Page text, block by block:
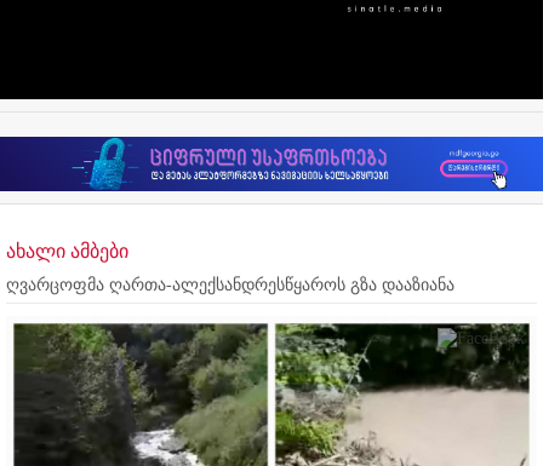
ახალი ამბები
ღვარცოფმა ღართა-ალექსანდრესწყაროს გზა დააზიანა